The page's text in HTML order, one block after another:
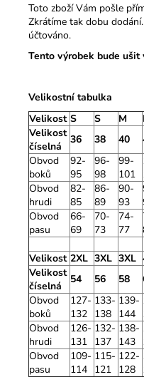
Toto zboží Vám pošle
Zkrátíme tak dobu
účtováno.
Tento výrobek bude ušit
Velikostní tabulka
Velikost S S M
Velikost
číselná
36 38 40
Obvod
boků
92-
95
96-
98
99-
101
Obvod
hrudi
82-
85
86-
89
90-
93
Obvod
pasu
66-
69
70-
73
74-
77
Velikost 2XL 3XL 3XL
Velikost
číselná
54 56 58
Obvod
boků
127-
132
133-
138
139-
144
Obvod
hrudi
126-
131
132-
137
138-
143
Obvod
pasu
109-
114
115-
121
122-
128